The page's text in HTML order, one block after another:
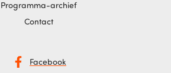
Programma-archief
Contact
Facebook